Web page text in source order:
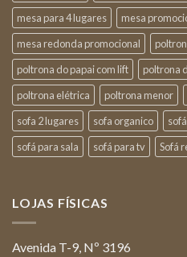
mesa para 4 lugares
mesa
mesa redonda promocional
poltrona do papai com lift
poltrona
poltrona elétrica
poltrona menor
sofa 2 lugares
sofa organico
sofá para sala
sofá para tv Sofá
LOJAS FÍSICAS
Avenida T-9, Nº 3196